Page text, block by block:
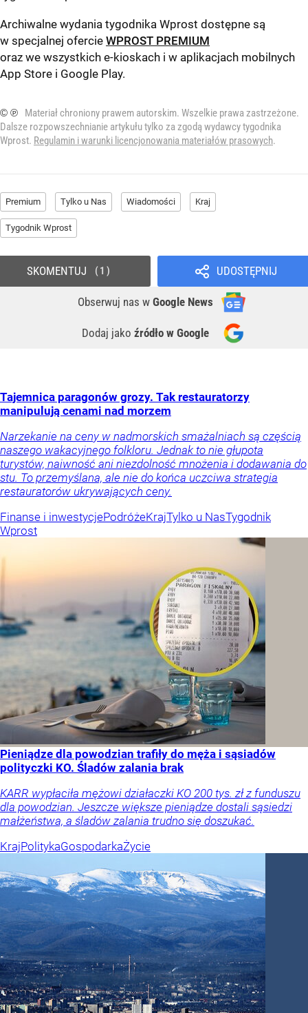
Archiwalne wydania tygodnika Wprost dostępne są
w specjalnej ofercie WPROST PREMIUM
oraz we wszystkich e-kioskach i w aplikacjach mobilnych
App Store i Google Play.
© ℗
Materiał chroniony prawem autorskim. Wszelkie prawa zastrzeżone.
Dalsze rozpowszechnianie artykułu tylko za zgodą wydawcy tygodnika
Wprost. Regulamin i warunki licencjonowania materiałów prasowych.
Premium Tylko u Nas Wiadomości Kraj
Tygodnik Wprost
UDOSTĘPNIJ
Obserwuj nas w Google News
Dodaj jako źródło w Google
SKOMENTUJ 1
Tajemnica paragonów grozy. Tak restauratorzy
manipulują cenami nad morzem
Narzekanie na ceny w nadmorskich smażalniach są częścią
naszego wakacyjnego folkloru. Jednak to nie głupota
turystów, naiwność ani niezdolność mnożenia i dodawania do
stu. To przemyślana, ale nie do końca uczciwa strategia
restauratorów ukrywających ceny.
Finanse i inwestycjePodróżeKrajTylko u NasTygodnik
Wprost
Pieniądze dla powodzian trafiły do męża i sąsiadów
polityczki KO. Śladów zalania brak
KARR wypłaciła mężowi działaczki KO 200 tys. zł z funduszu
dla powodzian. Jeszcze większe pieniądze dostali sąsiedzi
małżeństwa, a śladów zalania trudno się doszukać.
KrajPolitykaGospodarkaŻycie